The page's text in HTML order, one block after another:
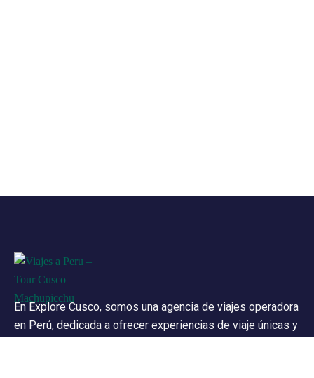
En Explore Cusco, somos una agencia de viajes operadora
en Perú, dedicada a ofrecer experiencias de viaje únicas y